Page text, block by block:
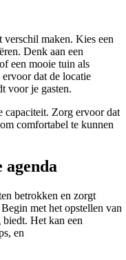
verschil maken. Kies een
Denk aan een
een mooie tuin als
dat de locatie
voor je gasten.
capaciteit. Zorg ervoor dat
comfortabel te kunnen
betrokken en zorgt
met het opstellen van
Het kan een
en